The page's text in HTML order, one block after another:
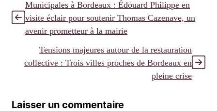
Municipales à Bordeaux : Édouard Philippe en
visite éclair pour soutenir Thomas Cazenave, un
avenir prometteur à la mairie
Tensions majeures autour de la restauration
collective : Trois villes proches de Bordeaux en
pleine crise
Laisser un commentaire